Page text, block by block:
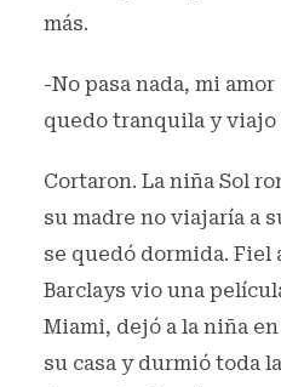
más.
-No pasa nada, mi
quedo tranquila y viajo
Cortaron. La niña Sol
su madre no viajaría a
se quedó dormida. Fiel
Barclays vio una
Miami, dejó a la niña
su casa y durmió toda